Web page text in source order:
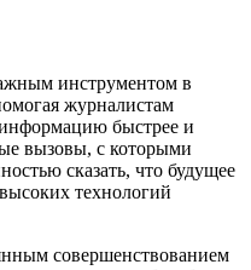
инструментом в
журналистам
быстрее и
вызовы, с которыми
сказать, что будущее
технологий
совершенствованием